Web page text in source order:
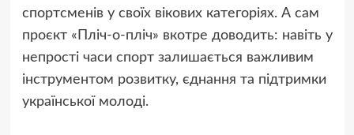
спортсменів у своїх вікових категоріях. А сам
проєкт «Пліч-о-пліч» вкотре доводить: навіть у
непрості часи спорт залишається важливим
інструментом розвитку, єднання та підтримки
української молоді.